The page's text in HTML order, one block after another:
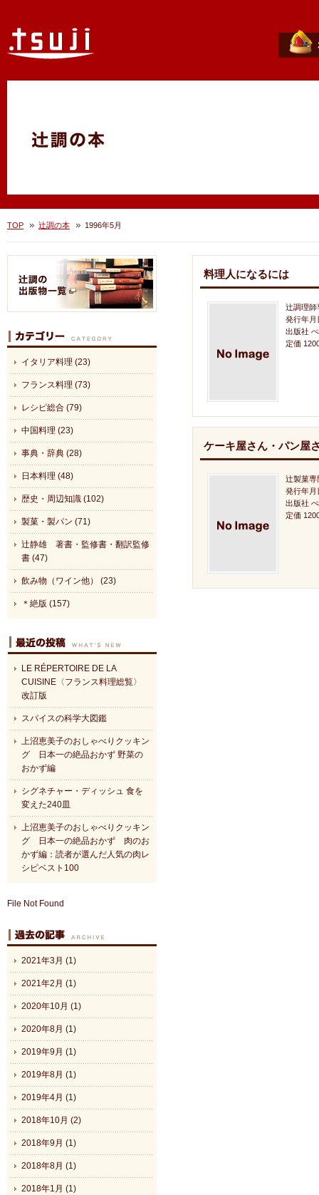
TOP 辻調の本 1996年5月
料理人になるには
辻調理師
発行年月
出版社
定価
ケーキ屋さん・パン屋
辻製菓専
発行年月
出版社
定価
イタリア料理 (23)
フランス料理 (73)
レシピ総合 (79)
中国料理 (23)
事典・辞典 (28)
日本料理 (48)
歴史・周辺知識 (102)
製菓・製パン (71)
辻静雄 著書・監修書・翻訳監修
書 (47)
飲み物（ワイン他） (23)
＊絶版 (157)
LE RÉPERTOIRE DE LA
CUISINE〈フランス料理総覧〉
改訂版
スパイスの科学大図鑑
上沼恵美子のおしゃべりクッキン
グ 日本一の絶品おかず 野菜の
おかず編
シグネチャー・ディッシュ 食を
変えた240皿
上沼恵美子のおしゃべりクッキン
グ 日本一の絶品おかず 肉のお
かず編：読者が選んだ人気の肉レ
シピベスト100
File Not Found
2021年3月 (1)
2021年2月 (1)
2020年10月 (1)
2020年8月 (1)
2019年9月 (1)
2019年8月 (1)
2019年4月 (1)
2018年10月 (2)
2018年9月 (1)
2018年8月 (1)
2018年1月 (1)